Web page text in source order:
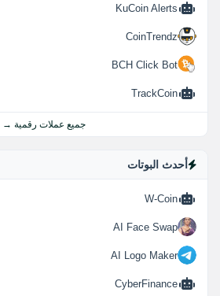
KuCoin Alerts
CoinTrendz
BCH Click Bot
TrackCoin
جميع عملات رقمية →
أحدث البوتات
W-Coin
AI Face Swap
AI Logo Maker
CyberFinance